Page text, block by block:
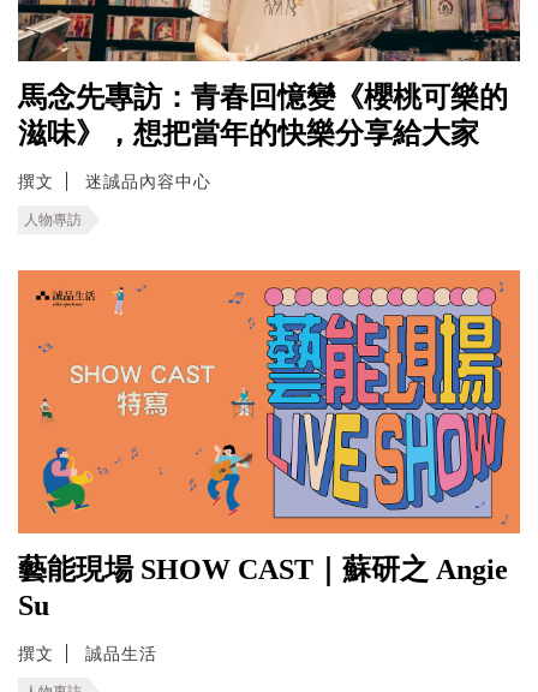
馬念先專訪：青春回憶變《櫻桃可樂的
滋味》，想把當年的快樂分享給大家
撰文 迷誠品內容中心
人物專訪
藝能現場 SHOW CAST｜蘇研之 Angie
Su
撰文 誠品生活